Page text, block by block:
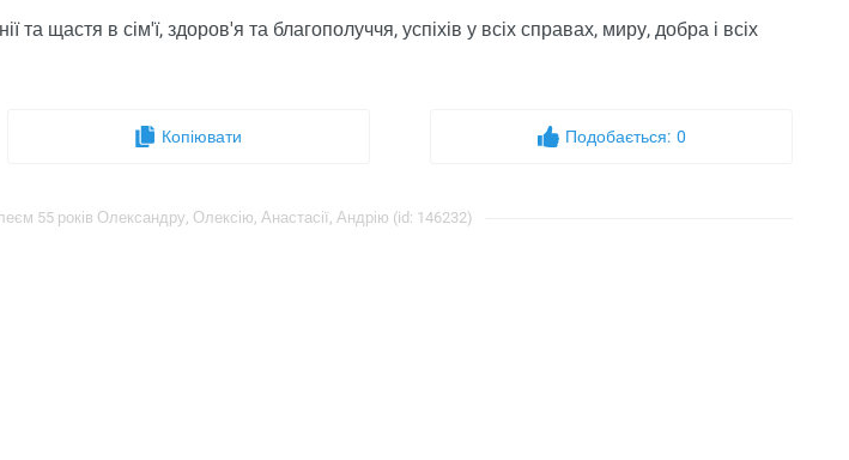
щастя в сім'ї, здоров'я та благополуччя, успіхів у всіх справах, миру, добра і всіх
Копіювати Подобається: 0
55 років Олександру, Олексію, Анастасії, Андрію (id: 146232)